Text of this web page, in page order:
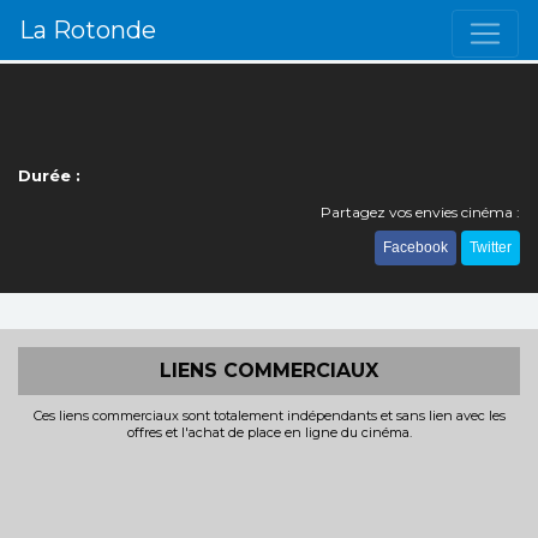
La Rotonde
Durée :
Partagez vos envies cinéma :
Facebook Twitter
LIENS COMMERCIAUX
Ces liens commerciaux sont totalement indépendants et sans lien avec les
offres et l'achat de place en ligne du cinéma.